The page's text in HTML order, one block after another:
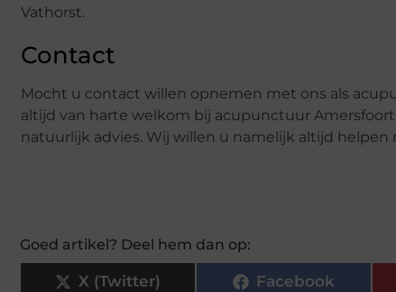
Vathorst.
Contact
Mocht u contact willen opnemen met ons als
altijd van harte welkom bij acupunctuur
natuurlijk advies. Wij willen u namelijk altijd
Goed artikel? Deel hem dan op:
X (Twitter) Facebook